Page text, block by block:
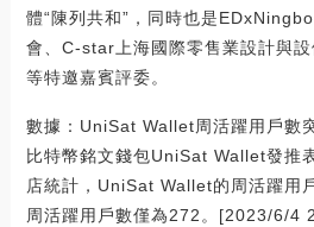
體“陳列共和”，同時也是
會、C-star上海國際零售業設計與
等特邀嘉賓評委。
數據：UniSat Wallet周活躍用戶數
比特幣銘文錢包UniSat Wallet發推
店統計，UniSat Wallet的周活躍用
周活躍用戶數僅為272。[2023/6/4